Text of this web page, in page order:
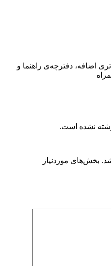
اضافه، دفترچه‌ی راهنما و
نشده است.
بخش‌های موردنیاز